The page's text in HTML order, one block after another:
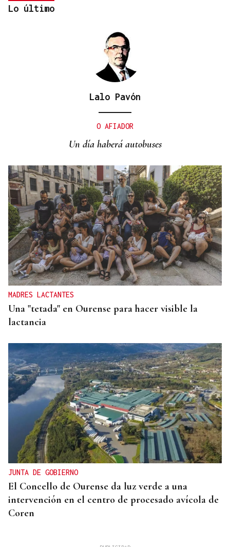
Jesusa Prado López, la fuerza ourensana que
Lo último
Lalo Pavón
O AFIADOR
Un día haberá autobuses
MADRES LACTANTES
Una "tetada" en Ourense para hacer visible la
lactancia
JUNTA DE GOBIERNO
El Concello de Ourense da luz verde a una
intervención en el centro de procesado avícola de
Coren